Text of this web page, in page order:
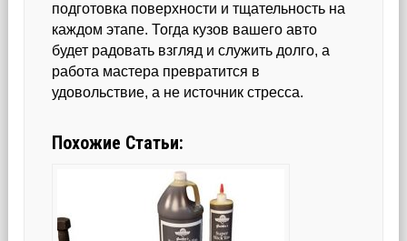
подготовка поверхности и тщательность на
каждом этапе. Тогда кузов вашего авто
будет радовать взгляд и служить долго, а
работа мастера превратится в
удовольствие, а не источник стресса.
Похожие Статьи: